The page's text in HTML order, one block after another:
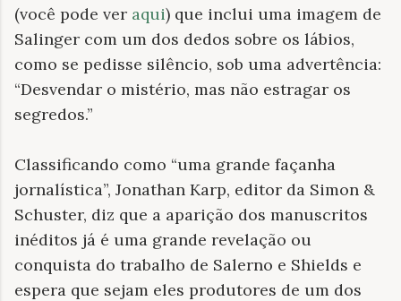
(você pode ver aqui) que inclui uma imagem de
Salinger com um dos dedos sobre os lábios,
como se pedisse silêncio, sob uma advertência:
“Desvendar o mistério, mas não estragar os
segredos.”
Classificando como “uma grande façanha
jornalística”, Jonathan Karp, editor da Simon &
Schuster, diz que a aparição dos manuscritos
inéditos já é uma grande revelação ou
conquista do trabalho de Salerno e Shields e
espera que sejam eles produtores de um dos